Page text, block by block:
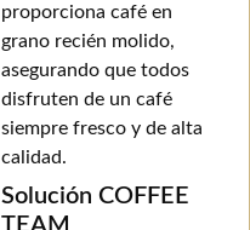
proporciona café en
grano recién molido,
asegurando que todos
disfruten de un café
siempre fresco y de alta
calidad.
Solución COFFEE